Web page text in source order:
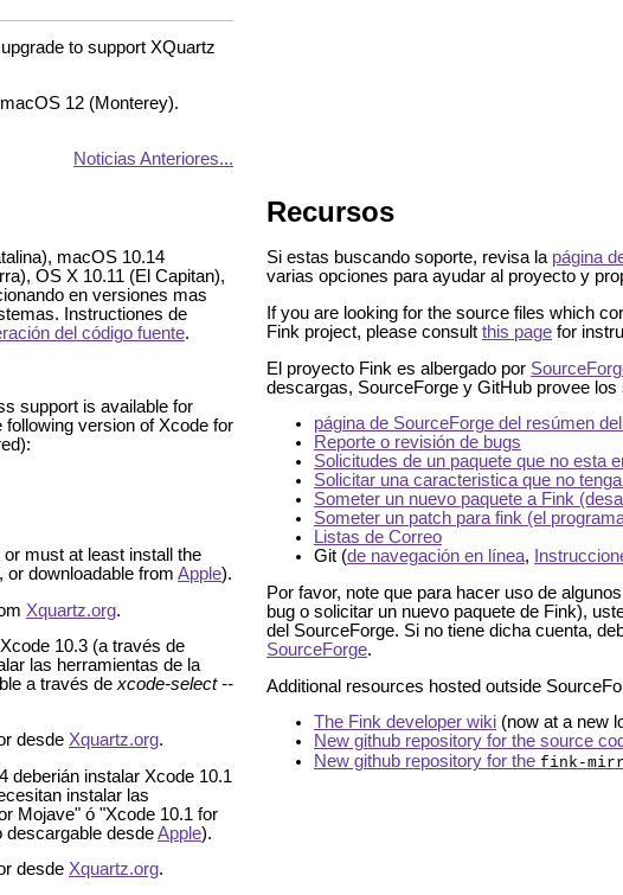
to support XQuartz
12 (Monterey).
Noticias Anteriores...
macOS 10.14
OS X 10.11 (El Capitan),
en versiones mas
Instructiones de
del código fuente.
support is available for
version of Xcode for
must at least install the
, or downloadable from Apple).
Xquartz.org.
10.3 (a través de
las herramientas de la
a través dexcode-select --
desde Xquartz.org.
deberián instalar Xcode 10.1
instalar las
Mojave" ó "Xcode 10.1 for
descargable desdeApple).
desde Xquartz.org.
Recursos
Si estas buscando soporte, revisa la página
varias opciones para ayudar al proyecto y
If you are looking for the source files which
Fink project, please consult this page for
El proyecto Fink es albergado por
descargas, SourceForge y GitHub provee
página de SourceForge del resúmen
Reporte o revisión de bugs
Solicitudes de un paquete que no esta
Solicitar una caracteristica que no
Someter un nuevo paquete a Fink
Someter un patch para fink (el
Listas de Correo
Git (de navegación en línea,
Por favor, note que para hacer uso de
bug o solicitar un nuevo paquete de Fink),
del SourceForge. Si no tiene dicha cuenta,
SourceForge.
Additional resources hosted outside
The Fink developer wiki (now at a new
New github repository for the source
New github repository for the fink-